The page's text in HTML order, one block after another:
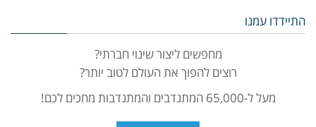
התיידדו עמנו
מחפשים ליצור שינוי חברתי?
רוצים להפוך את העולם לטוב יותר?
מעל ל-65,000 המתנדבים והמתנדבות מחכים לכם!